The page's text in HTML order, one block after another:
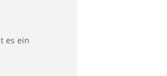
es ein